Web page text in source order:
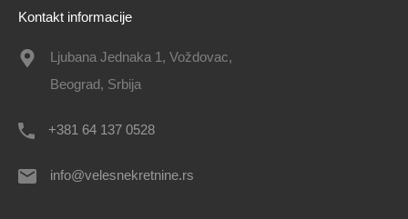
Kontakt informacije
Ljubana Jednaka 1, Voždovac,
Beograd, Srbija
+381 64 137 0528
info@velesnekretnine.rs